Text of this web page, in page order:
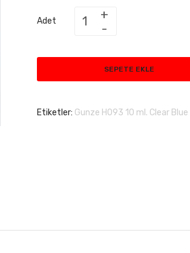
Adet
SEPETE EKLE
Etiketler: Gunze H093 10 ml. Clear Blue